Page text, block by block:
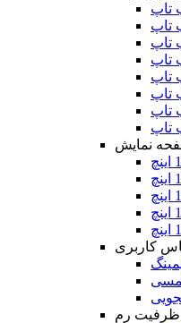
نمایش
کاربری
ظرفیت رم